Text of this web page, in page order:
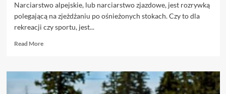
Narciarstwo alpejskie, lub narciarstwo zjazdowe, jest rozrywką
polegającą na zjeżdżaniu po ośnieżonych stokach. Czy to dla
rekreacji czy sportu, jest...
Read MoreRead
Sporty
zimowe:
Narciarstwo